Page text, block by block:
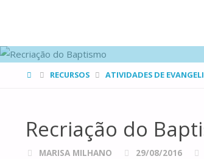
HOMERECURSOS ATIVIDADES DE
Recriação do
MARISA MILHANO 29/08/2016